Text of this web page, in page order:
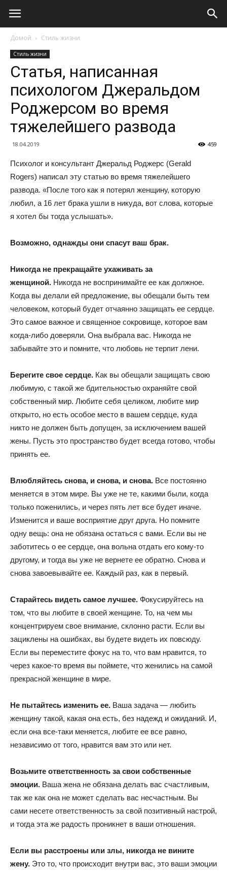
Домой Стиль жизни
Стиль жизни
Статья, написанная
психологом Джеральдом
Роджерсом во время
тяжелейшего развода
18.04.2019 459
Психолог и консультант Джеральд Роджерс (Gerald
Rogers) написал эту статью во время тяжелейшего
развода. «После того как я потерял женщину, которую
любил, а 16 лет брака ушли в никуда, вот слова, которые
я хотел бы тогда услышать».
Возможно, однажды они спасут ваш брак.
Никогда не прекращайте ухаживать за
женщиной. Никогда не воспринимайте ее как должное.
Когда вы делали ей предложение, вы обещали быть тем
человеком, который будет отчаянно защищать ее сердце.
Это самое важное и священное сокровище, которое вам
когда-либо доверяли. Она выбрала вас. Никогда не
забывайте это и помните, что любовь не терпит лени.
Берегите свое сердце. Как вы обещали защищать свою
любимую, с такой же бдительностью охраняйте свой
собственный мир. Любите себя целиком, любите мир
открыто, но есть особое место в вашем сердце, куда
никто не должен быть допущен, за исключением вашей
жены. Пусть это пространство будет всегда готово, чтобы
принять ее.
Влюбляйтесь снова, и снова, и снова. Все постоянно
меняется в этом мире. Вы уже не те, какими были, когда
только поженились, и через пять лет все будет иначе.
Изменится и ваше восприятие друг друга. Но помните
одну вещь: она не обязана остаться с вами. Если вы не
заботитесь о ее сердце, она вольна отдать его кому-то
другому, и тогда вы уже не вернете ее обратно. Снова и
снова завоевывайте ее. Каждый раз, как в первый.
Старайтесь видеть самое лучшее. Фокусируйтесь на
том, что вы любите в своей женщине. То, на чем мы
концентрируем свое внимание, склонно расти. Если вы
зациклены на ошибках, вы будете видеть их повсюду.
Если вы переместите фокус на то, что вам нравится, то
через какое-то время вы поймете, что женились на самой
прекрасной женщине в мире.
Не пытайтесь изменить ее. Ваша задача — любить
женщину такой, какая она есть, без надежд и ожиданий. И,
если она все-таки меняется, любите ее все равно,
независимо от того, нравится вам это или нет.
Возьмите ответственность за свои собственные
эмоции. Ваша жена не обязана делать вас счастливым,
так же как она не может сделать вас несчастным. Вы
сами несете ответственность за свой позитивный настрой,
и тогда эта же радость проникнет в ваши отношения.
Если вы расстроены или злы, никогда не вините
жену. Это то, что происходит внутри вас, это ваши эмоции